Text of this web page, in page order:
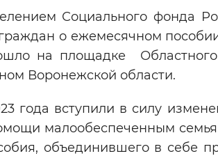
Воспроизвести
настройки
Социального фонда
о ежемесячном
на площадке
Воронежской области.
года вступили в силу
малообеспеченным
объединившего в себе